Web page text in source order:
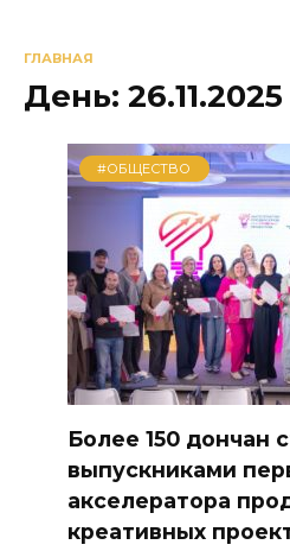
ГЛАВНАЯ
День: 26.11.2025
#ОБЩЕСТВО
Более 150 дончан
выпускниками
акселератора
креативных